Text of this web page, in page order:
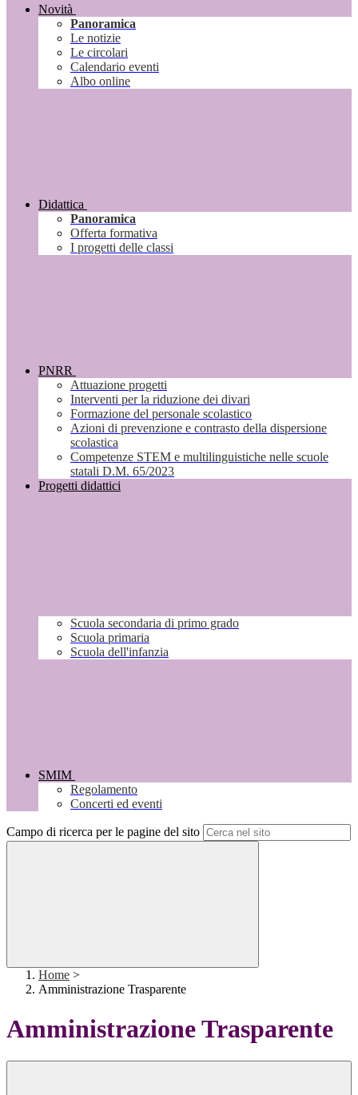
Novità
Panoramica
Le notizie
Le circolari
Calendario eventi
Albo online
Didattica
Panoramica
Offerta formativa
I progetti delle classi
PNRR
Attuazione progetti
Interventi per la riduzione dei divari
Formazione del personale scolastico
Azioni di prevenzione e contrasto della dispersione
scolastica
Competenze STEM e multilinguistiche nelle scuole
statali D.M. 65/2023
Progetti didattici
Scuola secondaria di primo grado
Scuola primaria
Scuola dell'infanzia
SMIM
Regolamento
Concerti ed eventi
Campo di ricerca per le pagine del sito
Home >
Amministrazione Trasparente
Amministrazione Trasparente